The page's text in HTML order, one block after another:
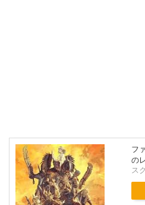
フ
の
ス